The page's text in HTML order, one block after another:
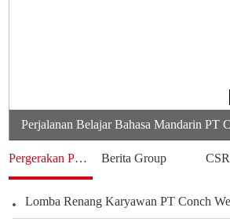
Pergerakan Perusahaan Berita Group CSR
Lomba Renang Karyawan PT Conch